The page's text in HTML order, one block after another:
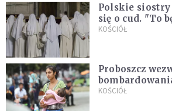
Polskie
się o cud. "To
Pana Boga dla
KOŚCIÓŁ
Proboszcz
"Masowy
KOŚCIÓŁ